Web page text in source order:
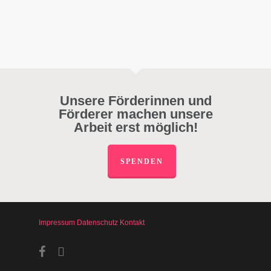
Unsere Förderinnen und
Förderer machen unsere
Arbeit erst möglich!
SPENDEN
Impressum Datenschutz Kontakt
facebookinstagram